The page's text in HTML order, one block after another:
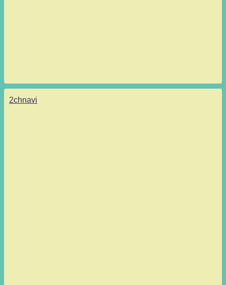
2chnavi